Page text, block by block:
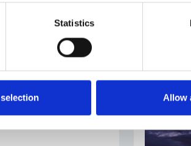
Statistics
Allow